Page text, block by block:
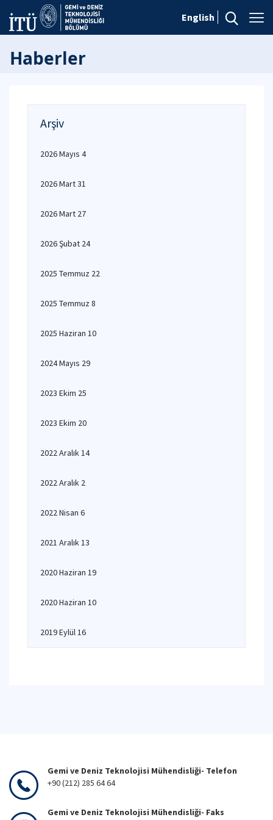
English
Haberler
Arşiv
2026 Mayıs 4
2026 Mart 31
2026 Mart 27
2026 Şubat 24
2025 Temmuz 22
2025 Temmuz 8
2025 Haziran 10
2024 Mayıs 29
2023 Ekim 25
2023 Ekim 20
2022 Aralık 14
2022 Aralık 2
2022 Nisan 6
2021 Aralık 13
2020 Haziran 19
2020 Haziran 10
2019 Eylül 16
Gemi ve Deniz Teknolojisi Mühendisliği- Telefon
+90 (212) 285 64 64
Gemi ve Deniz Teknolojisi Mühendisliği- Faks